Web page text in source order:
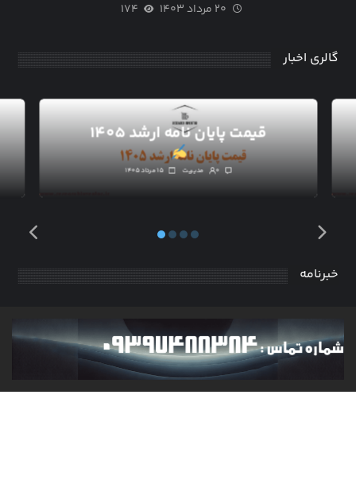
۲۰ مرداد ۱۴۰۳ ۱۷۴
گالری اخبار
قیمت پایان نامه ارشد ۱۴۰۵
۱۵ مرداد ۱۴۰۵ مدیریت ۰
خبرنامه
آخرین مطالب را چندین بار در ماه در ایمیل خود بخوانید. به
روز رسانی ها و اخبار برای همه دسته ها برای شما ارسال می
شود.